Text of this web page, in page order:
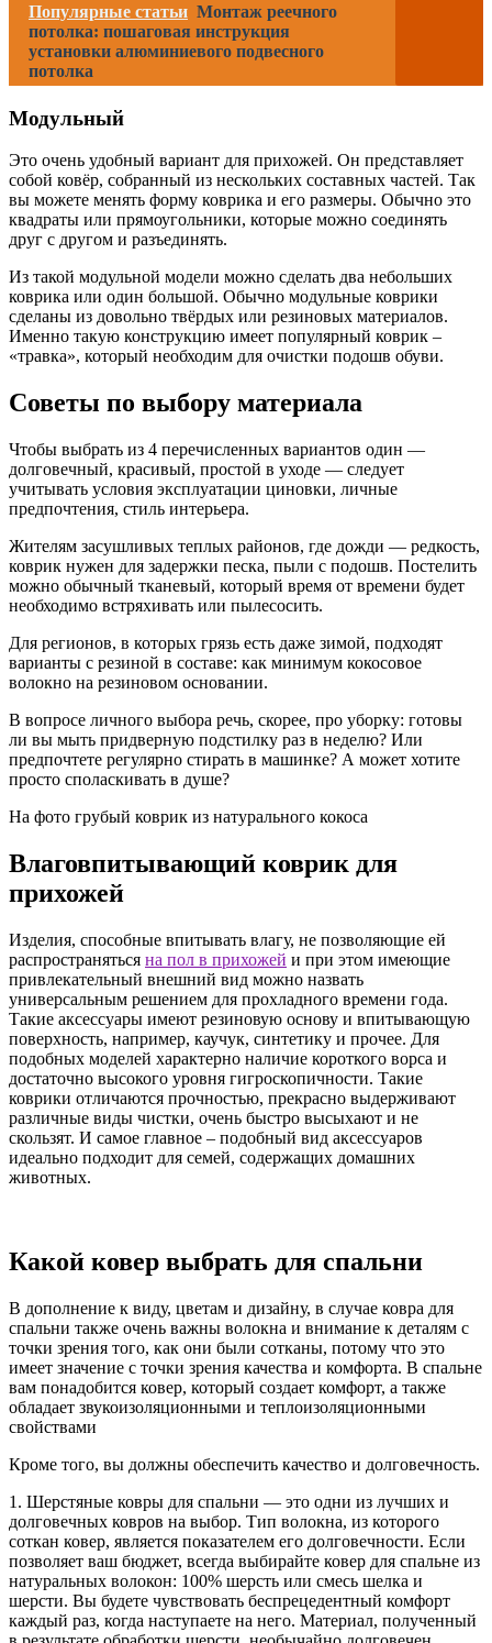
Популярные статьи Монтаж реечного
потолка: пошаговая инструкция
установки алюминиевого подвесного
потолка
Модульный
Это очень удобный вариант для прихожей. Он представляет
собой ковёр, собранный из нескольких составных частей. Так
вы можете менять форму коврика и его размеры. Обычно это
квадраты или прямоугольники, которые можно соединять
друг с другом и разъединять.
Из такой модульной модели можно сделать два небольших
коврика или один большой. Обычно модульные коврики
сделаны из довольно твёрдых или резиновых материалов.
Именно такую конструкцию имеет популярный коврик –
«травка», который необходим для очистки подошв обуви.
Советы по выбору материала
Чтобы выбрать из 4 перечисленных вариантов один —
долговечный, красивый, простой в уходе — следует
учитывать условия эксплуатации циновки, личные
предпочтения, стиль интерьера.
Жителям засушливых теплых районов, где дожди — редкость,
коврик нужен для задержки песка, пыли с подошв. Постелить
можно обычный тканевый, который время от времени будет
необходимо встряхивать или пылесосить.
Для регионов, в которых грязь есть даже зимой, подходят
варианты с резиной в составе: как минимум кокосовое
волокно на резиновом основании.
В вопросе личного выбора речь, скорее, про уборку: готовы
ли вы мыть придверную подстилку раз в неделю? Или
предпочтете регулярно стирать в машинке? А может хотите
просто споласкивать в душе?
На фото грубый коврик из натурального кокоса
Влаговпитывающий коврик для
прихожей
Изделия, способные впитывать влагу, не позволяющие ей
распространяться на пол в прихожей и при этом имеющие
привлекательный внешний вид можно назвать
универсальным решением для прохладного времени года.
Такие аксессуары имеют резиновую основу и впитывающую
поверхность, например, каучук, синтетику и прочее. Для
подобных моделей характерно наличие короткого ворса и
достаточно высокого уровня гигроскопичности. Такие
коврики отличаются прочностью, прекрасно выдерживают
различные виды чистки, очень быстро высыхают и не
скользят. И самое главное – подобный вид аксессуаров
идеально подходит для семей, содержащих домашних
животных.
Какой ковер выбрать для спальни
В дополнение к виду, цветам и дизайну, в случае ковра для
спальни также очень важны волокна и внимание к деталям с
точки зрения того, как они были сотканы, потому что это
имеет значение с точки зрения качества и комфорта. В спальне
вам понадобится ковер, который создает комфорт, а также
обладает звукоизоляционными и теплоизоляционными
свойствами
Кроме того, вы должны обеспечить качество и долговечность.
1. Шерстяные ковры для спальни — это одни из лучших и
долговечных ковров на выбор. Тип волокна, из которого
соткан ковер, является показателем его долговечности. Если
позволяет ваш бюджет, всегда выбирайте ковер для спальне из
натуральных волокон: 100% шерсть или смесь шелка и
шерсти. Вы будете чувствовать беспрецедентный комфорт
каждый раз, когда наступаете на него. Материал, полученный